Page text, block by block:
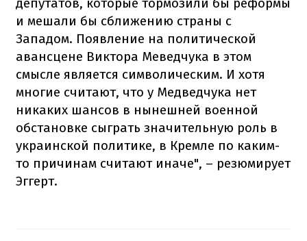
и мешали бы сближению страны с
Западом. Появление на политической
авансцене Виктора Меведчука в этом
смысле является символическим. И хотя
многие считают, что у Медведчука нет
никаких шансов в нынешней военной
обстановке сыграть значительную роль в
украинской политике, в Кремле по каким-
то причинам считают иначе", – резюмирует
Эггерт.